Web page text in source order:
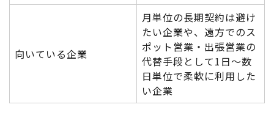
向いている企業
月単位の長期契約は避け
たい企業や、遠方でのス
ポット営業・出張営業の
代替手段として1日〜数
日単位で柔軟に利用した
い企業